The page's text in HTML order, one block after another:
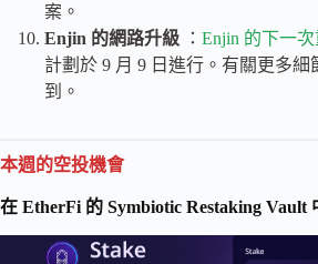
案。
Enjin 的網路升級
： Enjin 的下一
計劃於 9 月 9 日進行。有關更多細
到。
本週的空投機會
在 EtherFi 的 Symbiotic Restaking Vault